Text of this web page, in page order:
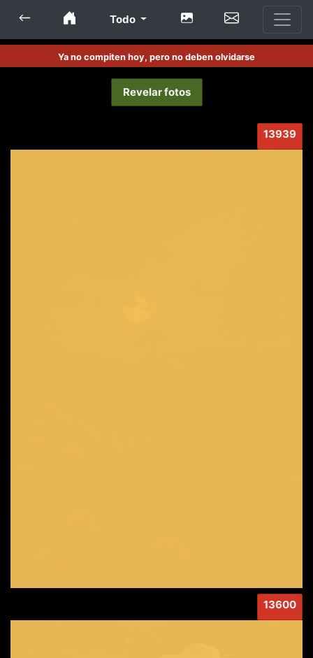
Todo
Ya no compiten hoy, pero no deben olvidarse
Revelar fotos
13939
13600